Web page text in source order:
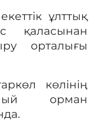
ұлттық
қаласынан
орталығы
көлінің
орман